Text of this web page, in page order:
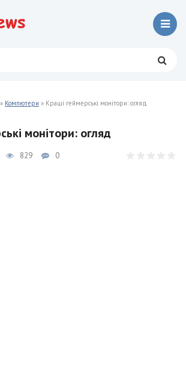
» Компютери » Кращі геймерські монітори: огляд
монітори: огляд
829 0